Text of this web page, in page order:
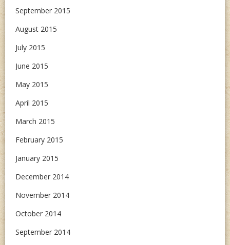
September 2015
August 2015
July 2015
June 2015
May 2015
April 2015
March 2015
February 2015
January 2015
December 2014
November 2014
October 2014
September 2014